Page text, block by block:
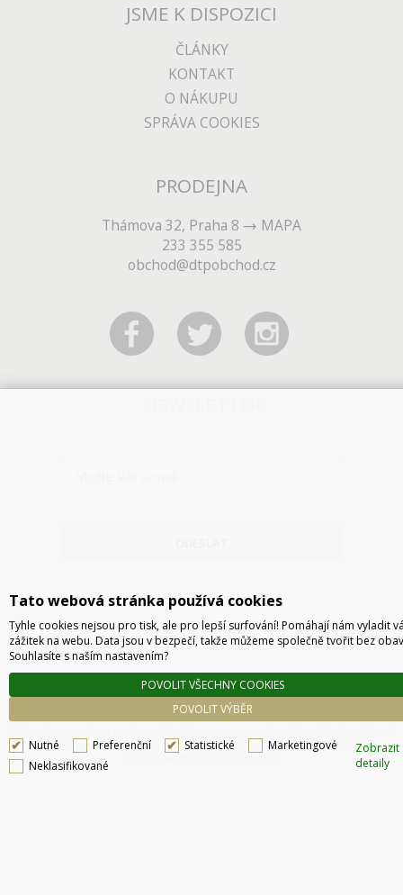
JSME K DISPOZICI
ČLÁNKY
KONTAKT
O NÁKUPU
SPRÁVA COOKIES
PRODEJNA
Thámova 32, Praha 8
MAPA
233 355 585
obchod@dtpobchod.cz
CyberSoft s.r.o.
je povinen zaevidovat přijatou tržbu u správce daně online, v případě technického
Tato webová stránka používá cookies
Tyhle cookies nejsou pro tisk, ale pro lepší surfování! Pomáhají nám vyladit
zážitek na webu. Data jsou v bezpečí, takže můžeme společně tvořit bez
Souhlasíte s naším nastavením?
POVOLIT VÝBĚR
POVOLIT VŠECHNY COOKIES
Nutné Preferenční Statistické
Marketingové
Neklasifikované
Zobrazit
detaily